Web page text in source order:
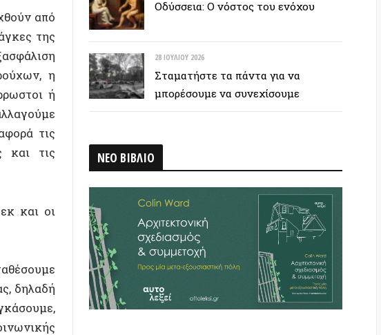
ΝΕΟ ΒΙΒΛΙΟ
ΤΥΧΑΙΟ ΕΤΙΚΕΤΟΣΥΝΝΕΦΟ
Κωνσταντίνος Δεληγιάννης
Εξέγερση/Επανάσταση
Διαχείριση απορριμμάτων